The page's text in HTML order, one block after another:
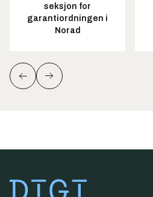
seksjon for
garantiordningen i
Norad